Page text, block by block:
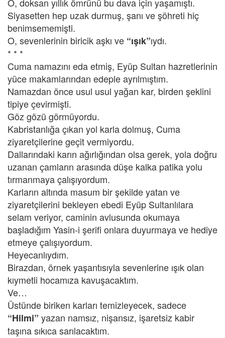
Siyasetten hep uzak durmuş, şanı ve şöhreti hiç
benimsememişti.
O, sevenlerinin biricik aşkı ve “ışık”ıydı.
* * *
Cuma namazını eda etmiş, Eyüp Sultan hazretlerinin
yüce makamlarından edeple ayrılmıştım.
Namazdan önce usul usul yağan kar, birden şeklini
tipiye çevirmişti.
Göz gözü görmüyordu.
Kabristanlığa çıkan yol karla dolmuş, Cuma
ziyaretçilerine geçit vermiyordu.
Dallarındaki karın ağırlığından olsa gerek, yola doğru
uzanan çamların arasında düşe kalka patika yolu
tırmanmaya çalışıyordum.
Karların altında masum bir şekilde yatan ve
ziyaretçilerini bekleyen ebedi Eyüp Sultanlılara
selam veriyor, caminin avlusunda okumaya
başladığım Yasin-i şerifi onlara duyurmaya ve hediye
etmeye çalışıyordum.
Heyecanlıydım.
Birazdan, örnek yaşantısıyla sevenlerine ışık olan
kıymetli hocamıza kavuşacaktım.
Ve…
Üstünde biriken karları temizleyecek, sadece
“Hilmi” yazan namsız, nişansız, işaretsiz kabir
taşına sıkıca sarılacaktım.